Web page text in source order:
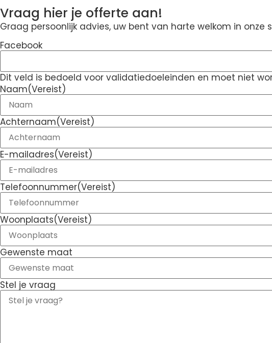
Vraag hier je offerte aan!
Graag persoonlijk advies, uw bent van harte welkom in onze
Facebook
Dit veld is bedoeld voor validatiedoeleinden en moet niet
Naam(Vereist)
Achternaam(Vereist)
E-mailadres(Vereist)
Telefoonnummer(Vereist)
Woonplaats(Vereist)
Gewenste maat
Stel je vraag